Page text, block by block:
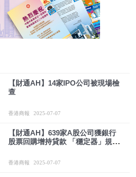
【財通AH】14家IPO公司被現場檢
查
香港商報 2025-07-07
【財通AH】639家A股公司獲銀行
股票回購增持貸款 「穩定器」規模
香港商報 2025-07-07